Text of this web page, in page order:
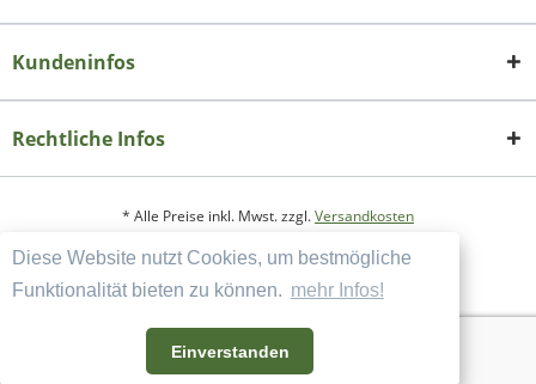
Diese Website nutzt Cookies, um bestmögliche
Funktionalität bieten zu können. mehr Infos!
Einverstanden
Kundeninfos
Rechtliche Infos
* Alle Preise inkl. Mwst. zzgl.Versandkosten
Copyright
Datenschutzerklärung
Widerrufsbelehrung und Muster-Widerrufsformular
AGB und Kundeninformation